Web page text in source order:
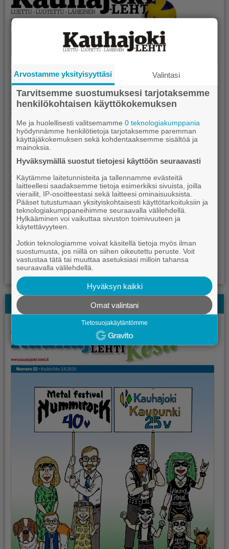
Kauhajoki-lehden Kesälehti
Arvostamme yksityisyyttäsi Valintasi
Tarvitsemme suostumuksesi tarjotaksemme
henkilökohtaisen käyttökokemuksen
Me ja huolellisesti valitsemamme0 teknologiakumppania
hyödynnämme henkilötietoja tarjotaksemme paremman
käyttäjäkokemuksen sekä kohdentaaksemme sisältöä ja
mainoksia.
Hyväksymällä suostut tietojesi käyttöön seuraavasti
Käytämme laitetunnisteita ja tallennamme evästeitä
laitteellesi saadaksemme tietoja esimerkiksi sivuista, joilla
vierailit, IP-osoitteestasi sekä laitteesi ominaisuuksista.
Pääset tutustumaan yksityiskohtaisesti käyttötarkoituksiin ja
teknologiakumppaneihimme seuraavalla välilehdellä.
Hylkääminen voi vaikuttaa sivuston toimivuuteen ja
käytettävyyteen.
Jotkin teknologiamme voivat käsitellä tietoja myös ilman
suostumusta, jos niillä on siihen oikeutettu peruste. Voit
vastustaa tätä tai muuttaa asetuksiasi milloin tahansa
seuraavalla välilehdellä.
Hyväksyn kaikki
Omat valintani
Tietosuojakäytäntömme